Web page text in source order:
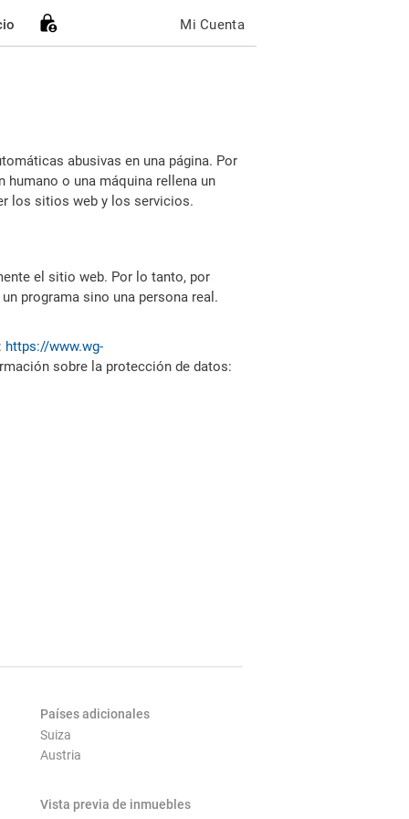
Mi Cuenta
abusivas en una página. Por
o una máquina rellena un
los sitios web y los servicios.
el sitio web. Por lo tanto, por
programa sino una persona real.
https://www.wg-
sobre la protección de datos:
Países adicionales
Suiza
Austria
Vista previa de inmuebles